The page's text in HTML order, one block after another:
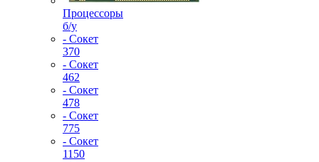
Процессоры
б/у
- Сокет
370
- Сокет
462
- Сокет
478
- Сокет
775
- Сокет
1150